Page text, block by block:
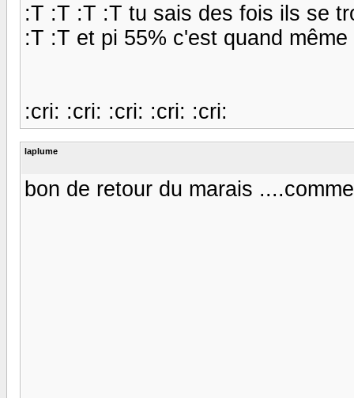
:T :T :T :T tu sais des fois ils se
:T :T et pi 55% c'est quand
:cri: :cri: :cri: :cri: :cri:
laplume
bon de retour du marais